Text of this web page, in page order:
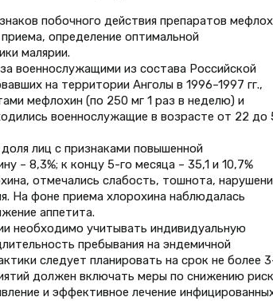
побочного действия препаратов
определение оптимальной
малярии.
военнослужащими из состава Российской
на территории Анголы в 1996–1997 гг.,
мефлохин (по 250 мг 1 раз в неделю) и
военнослужащие в возрасте от 22 до
лиц с признаками повышенной
– 8,3%; к концу 5-го месяца – 35,1 и 10,7%
отмечались слабость, тошнота,
На фоне приема хлорохина наблюдалась
аппетита.
необходимо учитывать индивидуальную
пребывания на эндемичной
следует планировать на срок не более
должен включать меры по снижению
и эффективное лечение